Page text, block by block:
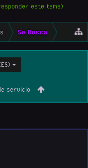
este tema)
Se Busca
servicio